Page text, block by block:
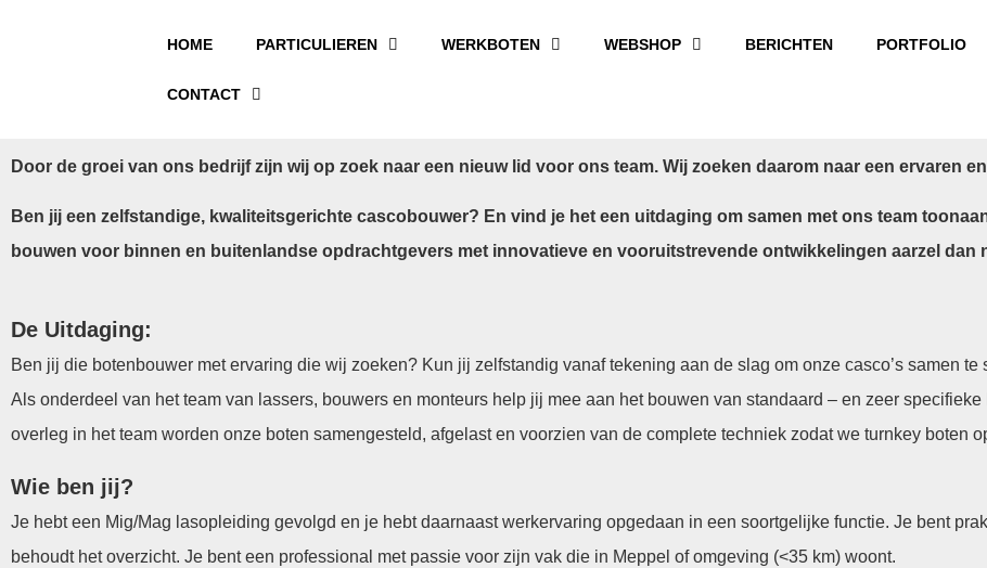
HOME PARTICULIEREN WERKBOTEN WEBSHOP BERICHTEN PORTFOLIO
CONTACT
Door de groei van ons bedrijf zijn wij op zoek naar een nieuw lid voor ons team. Wij zoeken daarom naar een ervaren
Ben jij een zelfstandige, kwaliteitsgerichte cascobouwer? En vind je het een uitdaging om samen met ons team
bouwen voor binnen en buitenlandse opdrachtgevers met innovatieve en vooruitstrevende ontwikkelingen aarzel dan
De Uitdaging:
Ben jij die botenbouwer met ervaring die wij zoeken? Kun jij zelfstandig vanaf tekening aan de slag om onze casco’s samen te
Als onderdeel van het team van lassers, bouwers en monteurs help jij mee aan het bouwen van standaard – en zeer
overleg in het team worden onze boten samengesteld, afgelast en voorzien van de complete techniek zodat we turnkey boten
Wie ben jij?
Je hebt een Mig/Mag lasopleiding gevolgd en je hebt daarnaast werkervaring opgedaan in een soortgelijke functie. Je bent
behoudt het overzicht. Je bent een professional met passie voor zijn vak die in Meppel of omgeving (<35 km) woont.